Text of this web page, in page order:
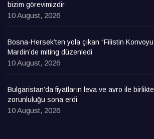
bizim görevimizdir
10 August, 2026
Bosna-Hersek’ten yola çıkan “Filistin
Mardin’de miting düzenledi
10 August, 2026
Bulgaristan’da fiyatların leva ve avro ile
zorunluluğu sona erdi
10 August, 2026